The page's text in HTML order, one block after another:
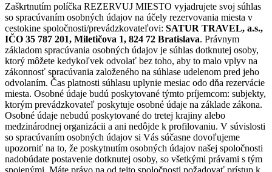
Zaškrtnutím políčka REZERVUJ MIESTO vyjadrujete svoj súhlas
so spracúvaním osobných údajov na účely rezervovania miesta v
cestokine spoločnosti/prevádzkovateľovi: SATUR TRAVEL, a.s.,
IČO 35 787 201, Miletičova 1, 824 72 Bratislava. Právnym
základom spracúvania osobných údajov je súhlas dotknutej osoby,
ktorý môžete kedykoľvek odvolať bez toho, aby to malo vplyv na
zákonnosť spracúvania založeného na súhlase udelenom pred jeho
odvolaním. Čas platnosti súhlasu uplynie mesiac odo dňa rezervácie
miesta. Osobné údaje budú poskytované týmto príjemcom: subjekty,
ktorým prevádzkovateľ poskytuje osobné údaje na základe zákona.
Osobné údaje nebudú poskytované do tretej krajiny alebo
medzinárodnej organizácii a ani nedôjde k profilovaniu. V súvislosti
so spracúvaním osobných údajov si Vás súčasne dovoľujeme
upozorniť na to, že poskytnutím osobných údajov našej spoločnosti
nadobúdate postavenie dotknutej osoby, so všetkými právami s tým
spojenými. Máte právo na od tejto spoločnosti požadovať prístup k